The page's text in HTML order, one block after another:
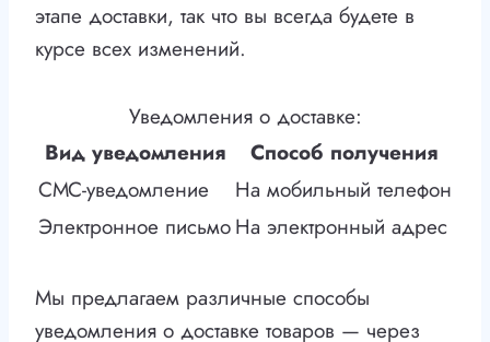
этапе доставки, так что вы всегда будете в
курсе всех изменений.
Уведомления о доставке:
Вид уведомления
Способ получения
СМС-уведомление
На мобильный телефон
Электронное письмоНа электронный адрес
Мы предлагаем различные способы
уведомления о доставке товаров — через